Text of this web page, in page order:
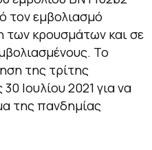
τον εμβολιασμό
των κρουσμάτων και σε
Το
της τρίτης
Ιουλίου 2021 για να
της πανδημίας